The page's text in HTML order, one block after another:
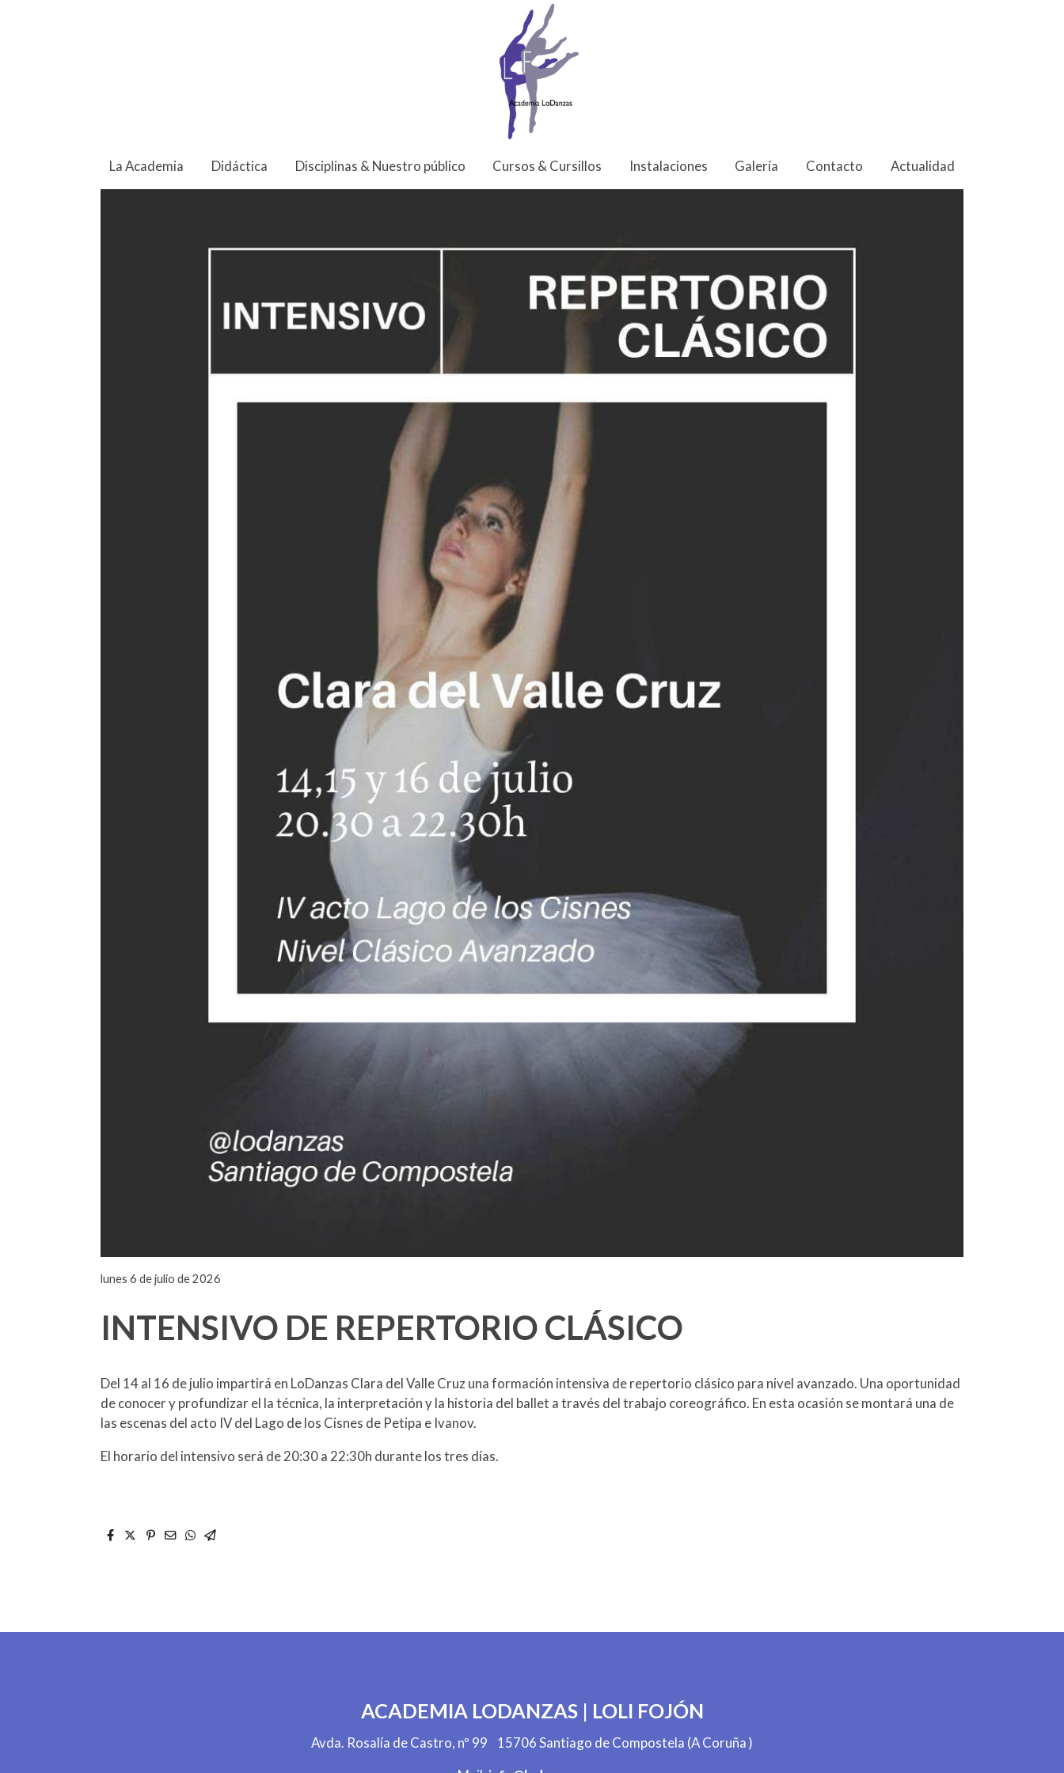
La Academia Didáctica Disciplinas & Nuestro público Cursos & Cursillos Instalaciones Galería Contacto Actualidad
lunes 6 de julio de 2026
INTENSIVO DE REPERTORIO CLÁSICO
Del 14 al 16 de julio impartirá en LoDanzas Clara del Valle Cruz una formación intensiva de repertorio clásico para nivel avanzado. Una oportunidad
de conocer y profundizar el la técnica, la interpretación y la historia del ballet a través del trabajo coreográfico. En esta ocasión se montará una de
las escenas del acto IV del Lago de los Cisnes de Petipa e Ivanov.
El horario del intensivo será de 20:30 a 22:30h durante los tres días.
ACADEMIA LODANZAS | LOLI FOJÓN
Avda. Rosalía de Castro, nº 99 15706 Santiago de Compostela (A Coruña )